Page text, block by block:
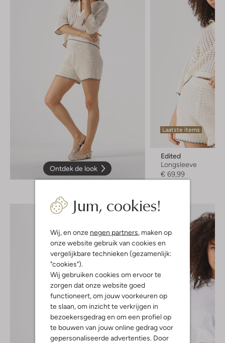
Jum, cookies!
Wij, en onze negen partners, maken op
onze website gebruik van cookies en
vergelijkbare technieken (gezamenlijk:
"cookies").
Wij gebruiken cookies om ervoor te
zorgen dat onze website goed
functioneert, om jouw voorkeuren op
te slaan, om inzicht te verkrijgen in
bezoekersgedrag en om een profiel op
te bouwen van jouw online gedrag voor
gepersonaliseerde advertenties. Door
Ontdek de look
Laatste items
Edited
Longsleeve
€ 69,99